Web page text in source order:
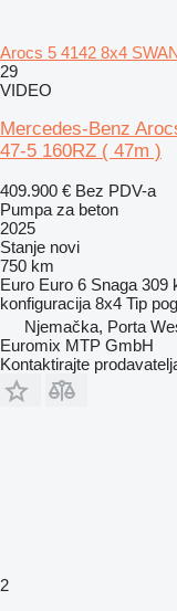
Arocs 5 4142 8x4
29
VIDEO
Mercedes-Benz
47-5 160RZ ( 47m )
409.900 € Bez PDV-a
Pumpa za beton
2025
Stanje novi
750 km
Euro Euro 6 Snaga 309
konfiguracija 8x4 Tip
Njemačka, Porta
Euromix MTP GmbH
Kontaktirajte
2